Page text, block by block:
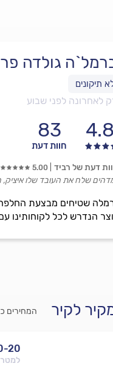
גולדה
לאחרונה לפני שבוע
83
חוות דעת
שטיחים מבצעת החלפה
הנדרש לכל לקוחותינו
דעת של רביד 5.00
שלח את העובד שלו איציק,
לקיר המחירים
20
למטר